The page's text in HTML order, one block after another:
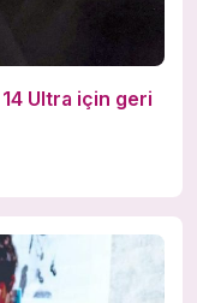
Ultra için geri